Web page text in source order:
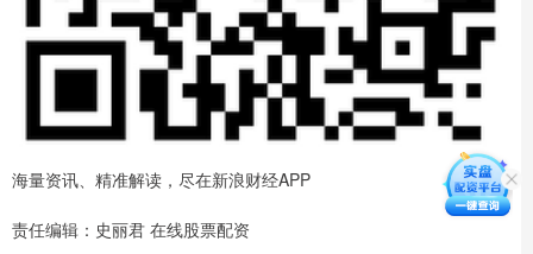
海量资讯、精准解读，尽在新浪财经APP
责任编辑：史丽君 在线股票配资